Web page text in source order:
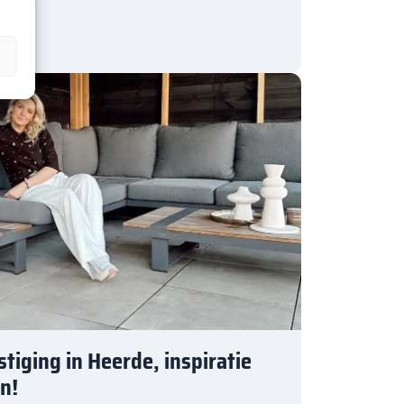
in Heerde, inspiratie